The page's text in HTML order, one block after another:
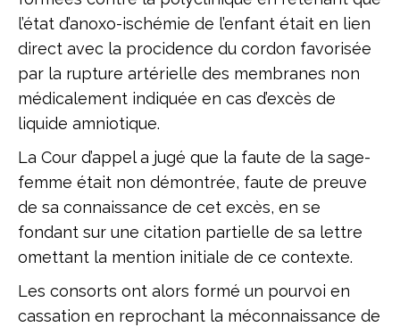
l’état d’anoxo-ischémie de l’enfant était en lien
direct avec la procidence du cordon favorisée
par la rupture artérielle des membranes non
médicalement indiquée en cas d’excès de
liquide amniotique.
La Cour d’appel a jugé que la faute de la sage-
femme était non démontrée, faute de preuve
de sa connaissance de cet excès, en se
fondant sur une citation partielle de sa lettre
omettant la mention initiale de ce contexte.
Les consorts ont alors formé un pourvoi en
cassation en reprochant la méconnaissance de